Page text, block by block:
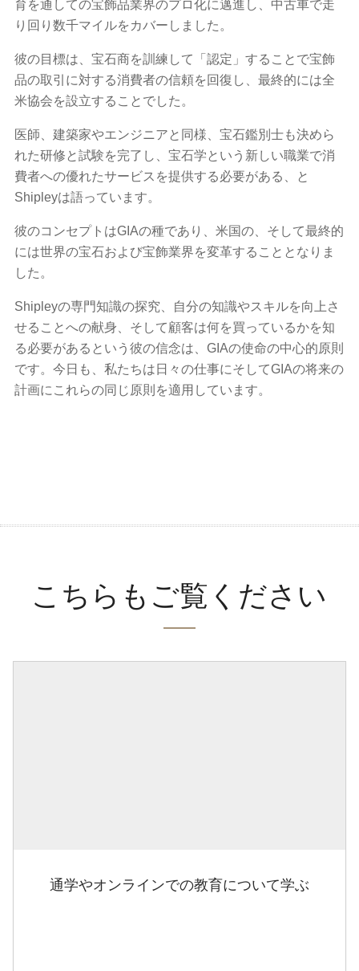
育を通しての宝飾品業界のプロ化に邁進し、中古車で走
り回り数千マイルをカバーしました。
彼の目標は、宝石商を訓練して「認定」することで宝飾
品の取引に対する消費者の信頼を回復し、最終的には全
米協会を設立することでした。
医師、建築家やエンジニアと同様、宝石鑑別士も決めら
れた研修と試験を完了し、宝石学という新しい職業で消
費者への優れたサービスを提供する必要がある、と
Shipleyは語っています。
彼のコンセプトはGIAの種であり、米国の、そして最終的
には世界の宝石および宝飾業界を変革することとなりま
した。
Shipleyの専門知識の探究、自分の知識やスキルを向上さ
せることへの献身、そして顧客は何を買っているかを知
る必要があるという彼の信念は、GIAの使命の中心的原則
です。今日も、私たちは日々の仕事にそしてGIAの将来の
計画にこれらの同じ原則を適用しています。
こちらもご覧ください
通学やオンラインでの教育について学ぶ